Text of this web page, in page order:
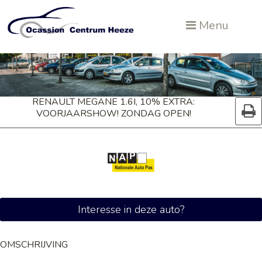
Menu
RENAULT MEGANE 1.6I, 10% EXTRA:
VOORJAARSHOW! ZONDAG OPEN!
Interesse in deze auto?
OMSCHRIJVING